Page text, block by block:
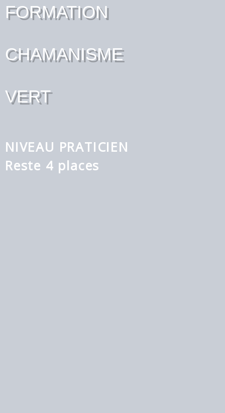
FORMATION
CHAMANISME
VERT
NIVEAU PRATICIEN
Reste 4 places